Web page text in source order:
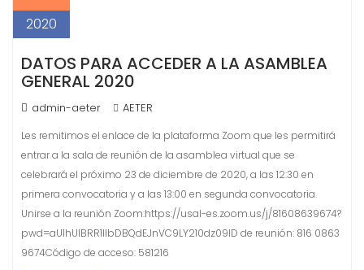
2020
DATOS PARA ACCEDER A LA ASAMBLEA
GENERAL 2020
admin-aeter AETER
Les remitimos el enlace de la plataforma Zoom que les permitirá
entrar a la sala de reunión de la asamblea virtual que se
celebrará el próximo 23 de diciembre de 2020, a las 12:30 en
primera convocatoria y a las 13:00 en segunda convocatoria.
Unirse a la reunión Zoom:https://usal-es.zoom.us/j/81608639674?
pwd=aUlhUlBRR1lIbDBQdEJnVC9LY210dz09ID de reunión: 816 0863
9674Código de acceso: 581216